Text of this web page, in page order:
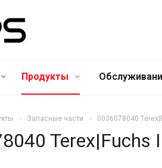
Продукты
Запасные части 0036078040
Terex|Fuchs